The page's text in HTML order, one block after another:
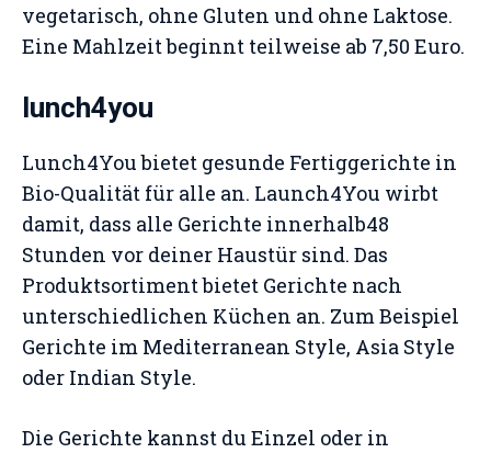
vegetarisch, ohne Gluten und ohne Laktose.
Eine Mahlzeit beginnt teilweise ab 7,50 Euro.
lunch4you
Lunch4You bietet gesunde Fertiggerichte in
Bio-Qualität für alle an. Launch4You wirbt
damit, dass alle Gerichte innerhalb48
Stunden vor deiner Haustür sind. Das
Produktsortiment bietet Gerichte nach
unterschiedlichen Küchen an. Zum Beispiel
Gerichte im Mediterranean Style, Asia Style
oder Indian Style.
Die Gerichte kannst du Einzel oder in